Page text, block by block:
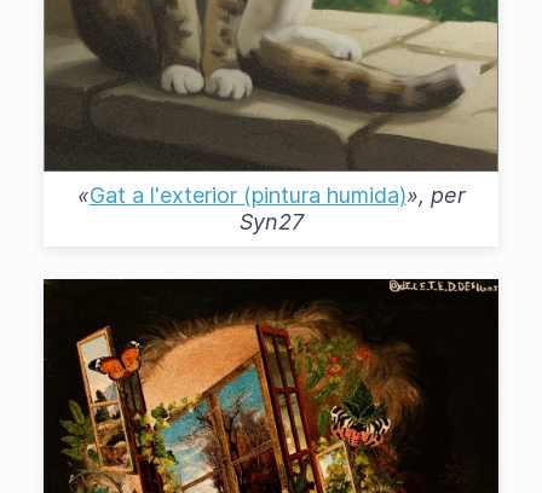
«Gat a l'exterior (pintura humida)», per
Syn27